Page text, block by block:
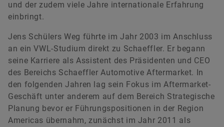
Schaeffler AG
Herzogenaurach
+49 9132 82-4440
ir@schaeffler.com
und der zudem viele Jahre internationale Erfahrung
einbringt.
Jens Schülers Weg führte im Jahr 2003 im Anschluss
an ein VWL-Studium direkt zu Schaeffler. Er begann
seine Karriere als Assistent des Präsidenten und CEO
des Bereichs Schaeffler Automotive Aftermarket. In
den folgenden Jahren lag sein Fokus im Aftermarket-
Geschäft unter anderem auf dem Bereich Strategische
Planung bevor er Führungspositionen in der Region
Americas übernahm, zunächst im Jahr 2011 als